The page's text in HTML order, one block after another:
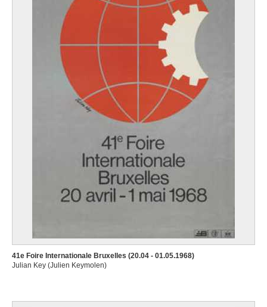
41e Foire Internationale Bruxelles (20.04 - 01.05.1968)
Julian Key (Julien Keymolen)